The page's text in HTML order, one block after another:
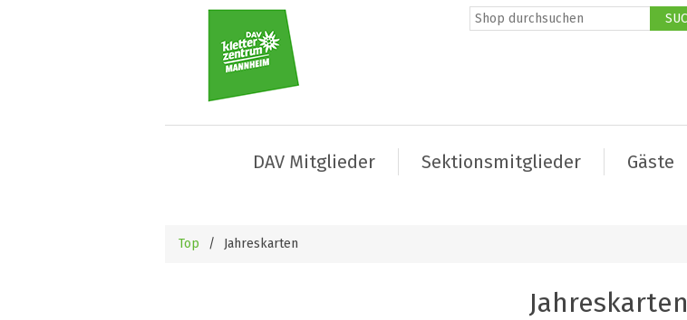
DAV Mitglieder Sektionsmitglieder Gäste
Top / Jahreskarten
Jahreskarten